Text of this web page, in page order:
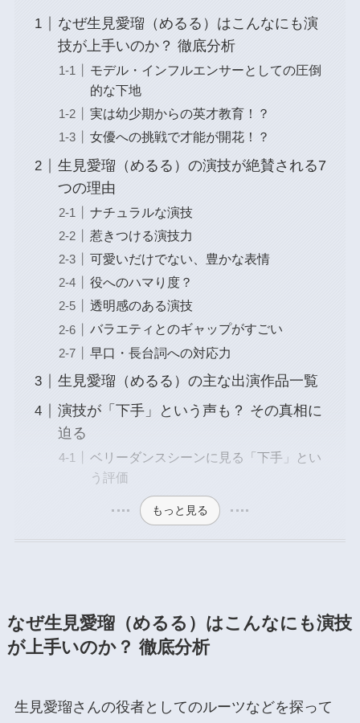
なぜ生見愛瑠（めるる）はこんなにも演
技が上手いのか？ 徹底分析
モデル・インフルエンサーとしての圧倒
的な下地
実は幼少期からの英才教育！？
女優への挑戦で才能が開花！？
生見愛瑠（めるる）の演技が絶賛される7
つの理由
ナチュラルな演技
惹きつける演技力
可愛いだけでない、豊かな表情
役へのハマり度？
透明感のある演技
バラエティとのギャップがすごい
早口・長台詞への対応力
生見愛瑠（めるる）の主な出演作品一覧
演技が「下手」という声も？ その真相に
迫る
ベリーダンスシーンに見る「下手」とい
う評価
もっと見る
なぜ生見愛瑠（めるる）はこんなにも演技
が上手いのか？ 徹底分析
生見愛瑠さんの役者としてのルーツなどを探って